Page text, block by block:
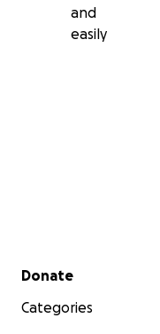
and
easily
Secondary menu
Donate
Categories